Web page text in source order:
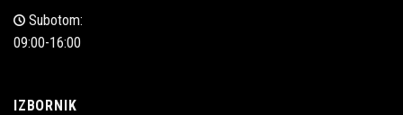
Subotom:
09:00-16:00
IZBORNIK